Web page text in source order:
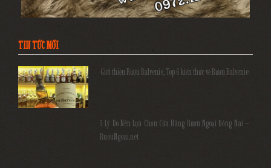
TIN TỨC MỚI
Giới thiệu Rượu Balvenie, Top 6 kiến thức về Rượu Balvenie
5 Lý Do Nên Lựa Chọn Cửa Hàng Rượu Ngoại Đồng Nai –
RuouNgoai.net